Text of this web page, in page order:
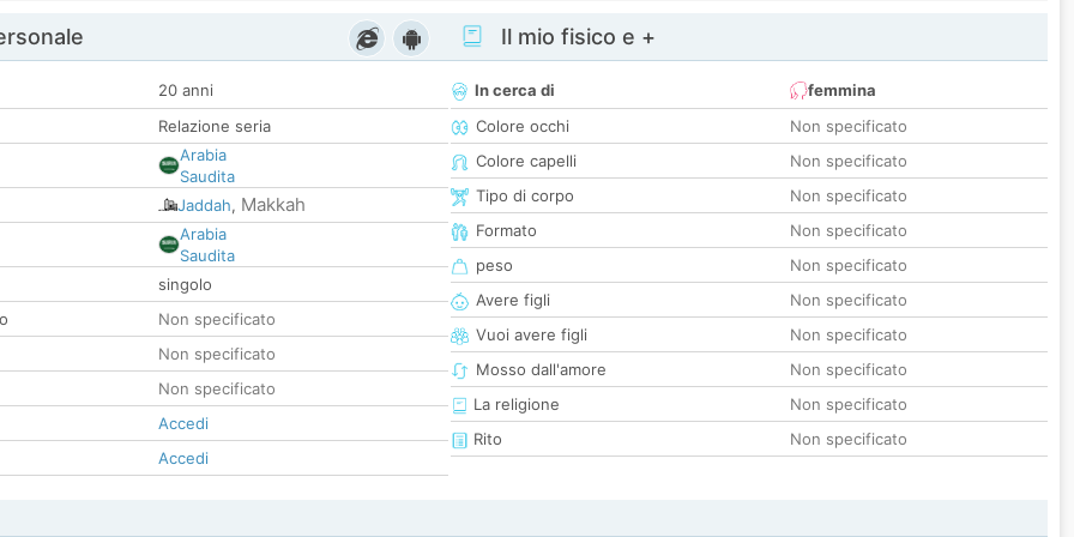
20 anni
Relazione seria
Arabia
Saudita
Jaddah, Makkah
Arabia
Saudita
singolo
Non specificato
Non specificato
Non specificato
Accedi
Accedi
Il mio fisico e +
In cerca di
femmina
Colore occhi
Non specificato
Colore capelli
Non specificato
Tipo di corpo
Non specificato
Formato
Non specificato
peso
Non specificato
Avere figli
Non specificato
Vuoi avere figli
Non specificato
Mosso dall'amore
Non specificato
La religione
Non specificato
Rito
Non specificato